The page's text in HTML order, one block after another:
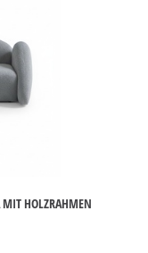
MIT HOLZRAHMEN